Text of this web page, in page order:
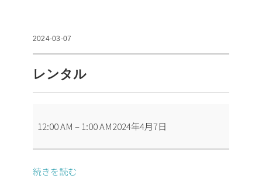
2024-03-07
レンタル
ン
タ
12:00 AM – 1:00 AM2024年4月7日
続きを読む